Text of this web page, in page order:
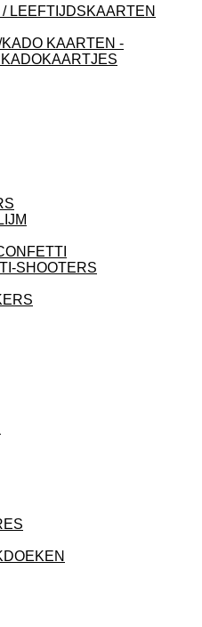
LEEFTIJDSKAARTEN
KAARTEN -
SHOOTERS